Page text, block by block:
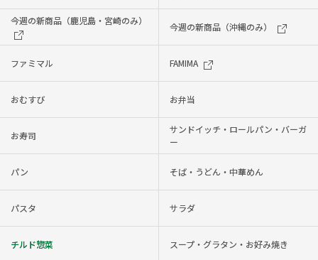
今週の新商品（鹿児島・宮崎のみ）
今週の新商品（沖縄のみ）
ファミマル FAMIMA
おむすび お弁当
お寿司
サンドイッチ・ロールパン・バーガ
ー
パン そば・うどん・中華めん
パスタ サラダ
チルド惣菜 スープ・グラタン・お好み焼き